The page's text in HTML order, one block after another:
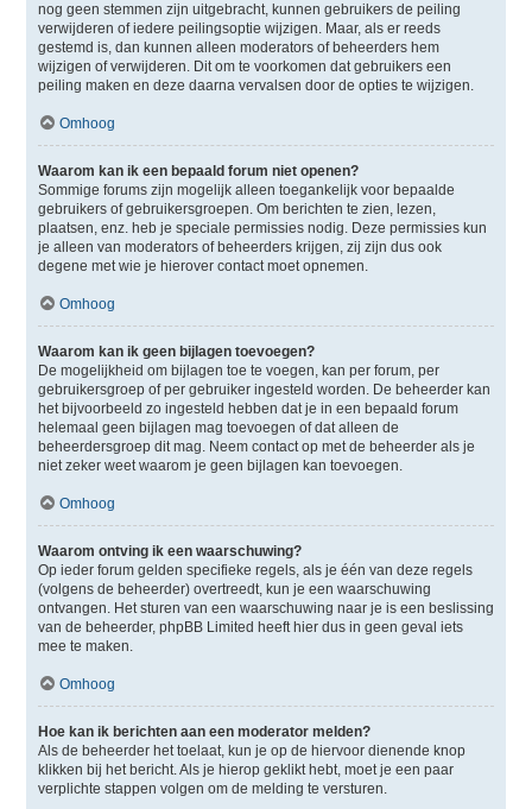
nog geen stemmen zijn uitgebracht, kunnen gebruikers de peiling
verwijderen of iedere peilingsoptie wijzigen. Maar, als er reeds
gestemd is, dan kunnen alleen moderators of beheerders hem
wijzigen of verwijderen. Dit om te voorkomen dat gebruikers een
peiling maken en deze daarna vervalsen door de opties te wijzigen.
Omhoog
Waarom kan ik een bepaald forum niet openen?
Sommige forums zijn mogelijk alleen toegankelijk voor bepaalde
gebruikers of gebruikersgroepen. Om berichten te zien, lezen,
plaatsen, enz. heb je speciale permissies nodig. Deze permissies kun
je alleen van moderators of beheerders krijgen, zij zijn dus ook
degene met wie je hierover contact moet opnemen.
Omhoog
Waarom kan ik geen bijlagen toevoegen?
De mogelijkheid om bijlagen toe te voegen, kan per forum, per
gebruikersgroep of per gebruiker ingesteld worden. De beheerder kan
het bijvoorbeeld zo ingesteld hebben dat je in een bepaald forum
helemaal geen bijlagen mag toevoegen of dat alleen de
beheerdersgroep dit mag. Neem contact op met de beheerder als je
niet zeker weet waarom je geen bijlagen kan toevoegen.
Omhoog
Waarom ontving ik een waarschuwing?
Op ieder forum gelden specifieke regels, als je één van deze regels
(volgens de beheerder) overtreedt, kun je een waarschuwing
ontvangen. Het sturen van een waarschuwing naar je is een beslissing
van de beheerder, phpBB Limited heeft hier dus in geen geval iets
mee te maken.
Omhoog
Hoe kan ik berichten aan een moderator melden?
Als de beheerder het toelaat, kun je op de hiervoor dienende knop
klikken bij het bericht. Als je hierop geklikt hebt, moet je een paar
verplichte stappen volgen om de melding te versturen.